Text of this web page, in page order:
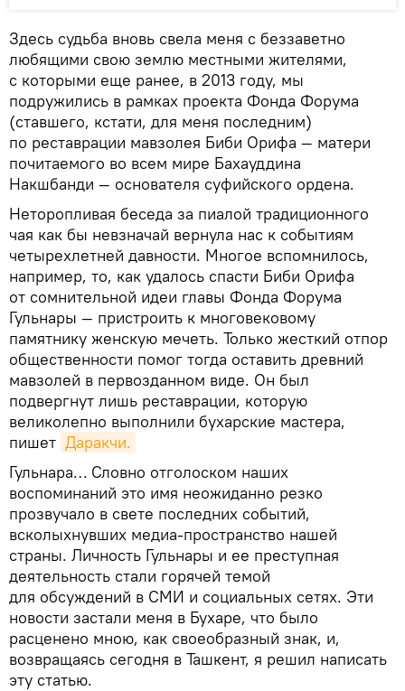
Здесь судьба вновь свела меня с беззаветно
любящими свою землю местными жителями,
с которыми еще ранее, в 2013 году, мы
подружились в рамках проекта Фонда Форума
(ставшего, кстати, для меня последним)
по реставрации мавзолея Биби Орифа — матери
почитаемого во всем мире Бахауддина
Накшбанди — основателя суфийского ордена.
Неторопливая беседа за пиалой традиционного
чая как бы невзначай вернула нас к событиям
четырехлетней давности. Многое вспомнилось,
например, то, как удалось спасти Биби Орифа
от сомнительной идеи главы Фонда Форума
Гульнары — пристроить к многовековому
памятнику женскую мечеть. Только жесткий отпор
общественности помог тогда оставить древний
мавзолей в первозданном виде. Он был
подвергнут лишь реставрации, которую
великолепно выполнили бухарские мастера,
пишет Даракчи.
Гульнара… Словно отголоском наших
воспоминаний это имя неожиданно резко
прозвучало в свете последних событий,
всколыхнувших медиа-пространство нашей
страны. Личность Гульнары и ее преступная
деятельность стали горячей темой
для обсуждений в СМИ и социальных сетях. Эти
новости застали меня в Бухаре, что было
расценено мною, как своеобразный знак, и,
возвращаясь сегодня в Ташкент, я решил написать
эту статью.